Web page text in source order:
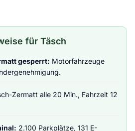
für Täsch
gesperrt: Motorfahrzeuge
Zermatt alle 20 Min., Fahrzeit 12
2.100 Parkplätze, 131 E-